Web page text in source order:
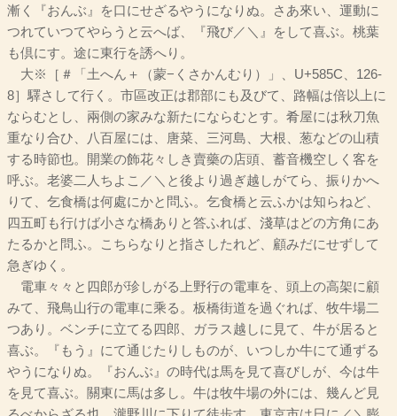
漸く『おんぶ』を口にせざるやうになりぬ。さあ來い、運動に
つれていつてやらうと云へば、『飛び／＼』をして喜ぶ。桃葉
も倶にす。途に東行を誘へり。
大※［＃「土へん＋（蒙−くさかんむり）」、U+585C、126-
8］驛さして行く。市區改正は郡部にも及びて、路幅は倍以上に
ならむとし、兩側の家みな新たにならむとす。肴屋には秋刀魚
重なり合ひ、八百屋には、唐菜、三河島、大根、葱などの山積
する時節也。開業の飾花々しき賣藥の店頭、蓄音機空しく客を
呼ぶ。老婆二人ちよこ／＼と後より過ぎ越しがてら、振りかへ
りて、乞食橋は何處にかと問ふ。乞食橋と云ふかは知らねど、
四五町も行けば小さな橋ありと答ふれば、淺草はどの方角にあ
たるかと問ふ。こちらなりと指さしたれど、顧みだにせずして
急ぎゆく。
電車々々と四郎が珍しがる上野行の電車を、頭上の高架に顧
みて、飛鳥山行の電車に乘る。板橋街道を過ぐれば、牧牛場二
つあり。ベンチに立てる四郎、ガラス越しに見て、牛が居ると
喜ぶ。『もう』にて通じたりしものが、いつしか牛にて通ずる
やうになりぬ。『おんぶ』の時代は馬を見て喜びしが、今は牛
を見て喜ぶ。關東に馬は多し。牛は牧牛場の外には、幾んど見